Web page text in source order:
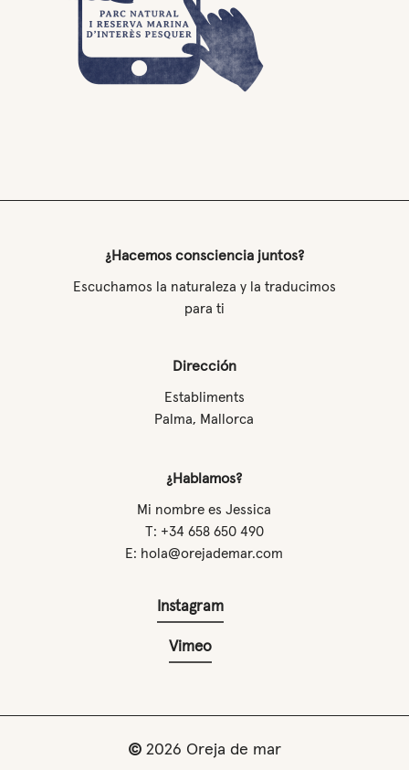
¿Hacemos consciencia juntos?
Escuchamos la naturaleza y la traducimos
para ti
Dirección
Establiments
Palma, Mallorca
¿Hablamos?
Mi nombre es Jessica
T: +34 658 650 490
E: hola@orejademar.com
Instagram
Vimeo
© 2026 Oreja de mar